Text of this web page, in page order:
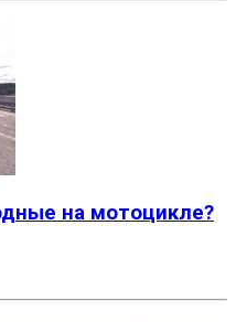
на мотоцикле?